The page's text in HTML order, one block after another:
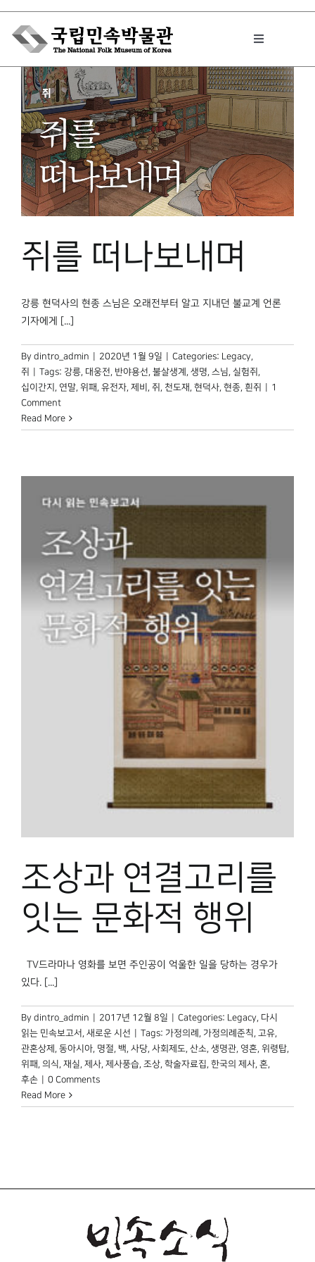
Skip
content
Toggle
박물관에서는
민속이야기
민속 인사이드
원문보기 PDF
박물관 홈페이지
쥐를 떠나보내며
강릉 현덕사의 현종 스님은 오래전부터 알고 지내던 불교계 언론
기자에게 [...]
By dintro_admin 2020년 1월 9일 Categories: Legacy,
쥐
Tags: 강릉, 대웅전, 반야용선, 불살생계 , 생명, 스님, 실험쥐 ,
십이간지 , 연말, 위패 , 유전자, 제비 , 쥐 , 천도재 , 현덕사, 현종, 흰쥐
1
Comment
Read More
조상과 연결고리를
잇는 문화적 행위
TV드라마나 영화를 보면 주인공이 억울한 일을 당하는 경우가
있다. [...]
By dintro_admin 2017년 12월 8일 Categories: Legacy, 다시
읽는 민속보고서 , 새로운 시선 Tags: 가정의례 , 가정의례준칙, 고유,
관혼상제 , 동아시아, 명절, 백, 사당, 사회제도, 산소, 생명관, 영혼, 위령탑,
위패 , 의식, 재실, 제사, 제사풍습, 조상, 학술자료집, 한국의 제사, 혼,
후손
0 Comments
Read More